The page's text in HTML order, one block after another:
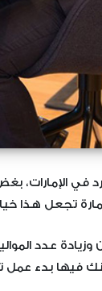
في الإمارات،
تجعل هذا
عدد
فيها بدء عمل